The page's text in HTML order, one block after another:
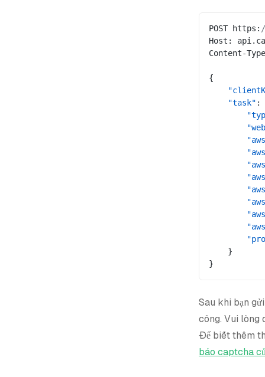
POST https:
Host:
Content-
{
    "task"
:
    }
}
Sau khi bạn
công. Vui lòng
Để biết thêm
báo captcha